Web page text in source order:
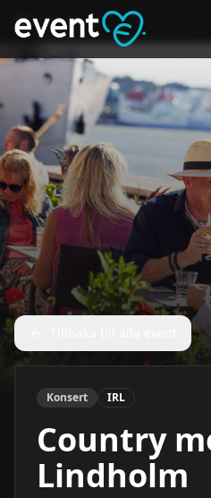
Konsert IRL
Country
Lindholm